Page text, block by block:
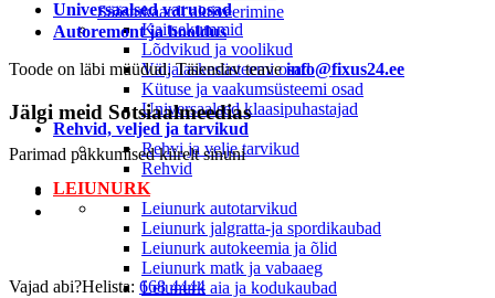
Universaalsed varuosad
Kaitsekummid
Lõdvikud ja voolikud
Väljalaskesüsteemi osad
Kütuse ja vaakumsüsteemi osad
Universaalsed klaasipuhastajad
Rehvid, veljed ja tarvikud
Rehvi ja velje tarvikud
Rehvid
LEIUNURK
Leiunurk autotarvikud
Leiunurk jalgratta-ja spordikaubad
Leiunurk autokeemia ja õlid
Leiunurk matk ja vabaaeg
Leiunurk aia ja kodukaubad
Säästukaardi aktiveerimine
Autoremont ja hooldus
Toode on läbi müüdud. Täiendav teaveinfo@fixus24.ee
Jälgi meid Sotsiaalmeedias
Parimad pakkumised kiirelt sinuni
Vajad abi?Helista: 668 4444